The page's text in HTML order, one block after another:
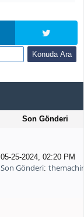
Son Gönderi
05-25-2024, 02:20 PM
Son Gönderi: